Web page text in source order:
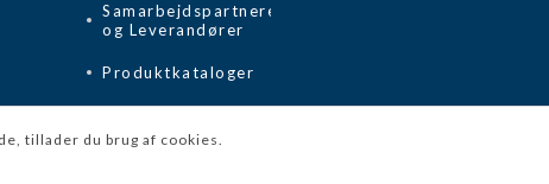
Samarbejdspartnere
og Leverandører
Produktkataloger
tillader du brug af cookies.